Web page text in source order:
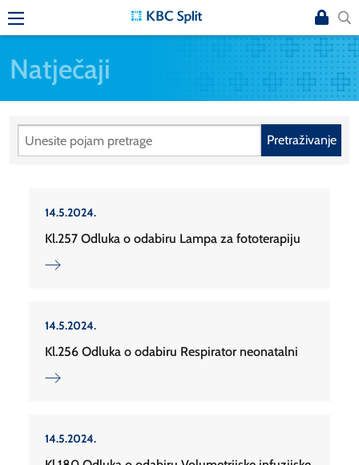
Natječaji
Pretraživanje
14.5.2024.
Kl.257 Odluka o odabiru Lampa za fototerapiju
14.5.2024.
Kl.256 Odluka o odabiru Respirator neonatalni
14.5.2024.